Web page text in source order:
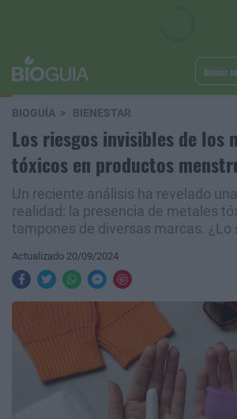
Iniciar
BIOGUÍA BIENESTAR
Los riesgos invisibles de los
tóxicos en productos
Un reciente análisis ha revelado
realidad: la presencia de metales
tampones de diversas marcas. ¿Lo
Actualizado 20/09/2024